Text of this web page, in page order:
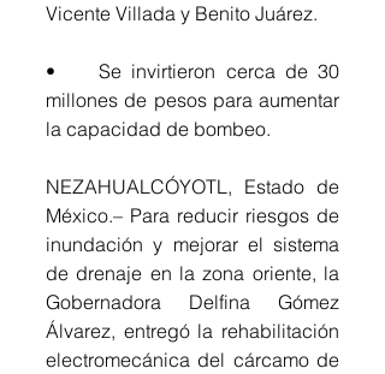
Vicente Villada y Benito Juárez.
•	Se invirtieron cerca de 30
millones de pesos para aumentar
la capacidad de bombeo.
NEZAHUALCÓYOTL, Estado de
México.– Para reducir riesgos de
inundación y mejorar el sistema
de drenaje en la zona oriente, la
Gobernadora Delfina Gómez
Álvarez, entregó la rehabilitación
electromecánica del cárcamo de